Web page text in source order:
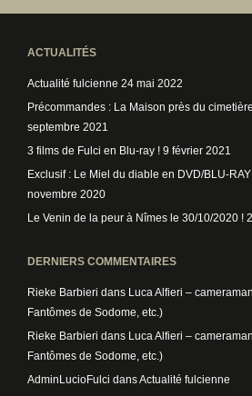
ACTUALITÉS
Actualité fulcienne 24 mai 2022
Précommandes : La Maison près du
septembre 2021
3 films de Fulci en Blu-ray ! 9 février 2021
Exclusif : Le Miel du diable en DVD/BLU-
novembre 2020
Le Venin de la peur à Nîmes le 30/10/2020 !
DERNIERS COMMENTAIRES
Rieke Barbieri dans Luca Alfieri –
Fantômes de Sodome, etc.)
Rieke Barbieri dans Luca Alfieri –
Fantômes de Sodome, etc.)
AdminLucioFulci dansActualité fulcienne